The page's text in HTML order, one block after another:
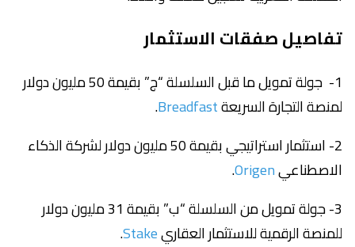
تفاصيل صفقات الاستثمار
1- جولة تمويل ما قبل السلسلة “ج” بقيمة 50 مليون دولار
لمنصة التجارة السريعةBreadfast
.
2- استثمار استراتيجي بقيمة 50 مليون دولار لشركة الذكاء
الاصطناعيOrigen
.
3- جولة تمويل من السلسلة “ب” بقيمة 31 مليون دولار
للمنصة الرقمية للاستثمار العقاريStake
.